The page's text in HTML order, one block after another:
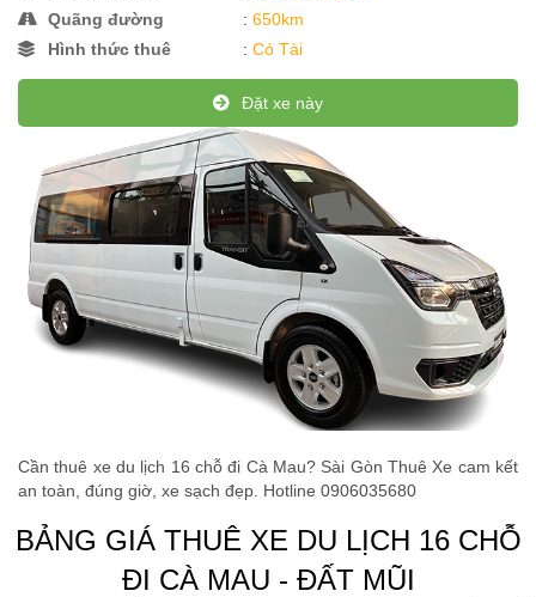
Quãng đường
:650km
Hình thức thuê
:Có Tài
Đặt xe này
Cần thuê xe du lịch 16 chỗ đi Cà Mau? Sài Gòn Thuê Xe cam kết
an toàn, đúng giờ, xe sạch đẹp. Hotline 0906035680
BẢNG GIÁ THUÊ XE DU LỊCH 16 CHỖ
ĐI CÀ MAU - ĐẤT MŨI